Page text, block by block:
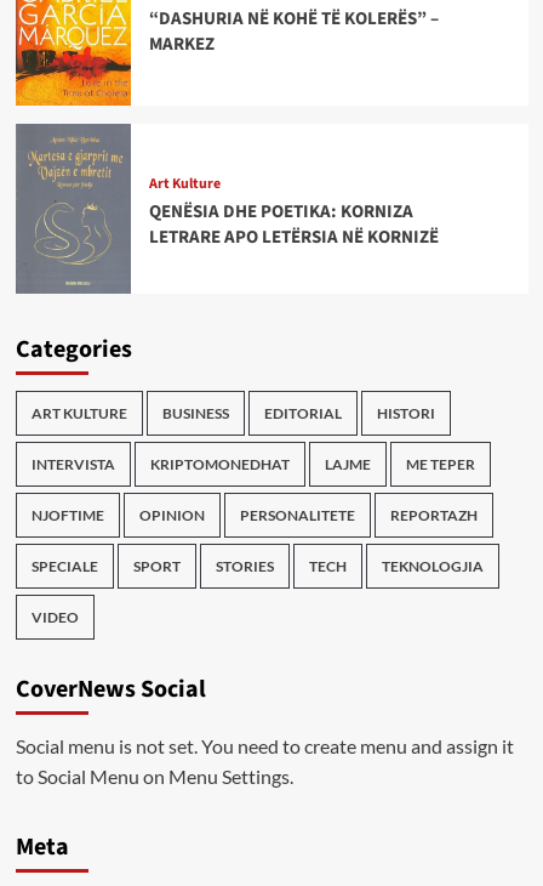
“DASHURIA NË KOHË TË KOLERËS” –
MARKEZ
Art Kulture
QENËSIA DHE POETIKA: KORNIZA
LETRARE APO LETËRSIA NË KORNIZË
Categories
ART KULTURE BUSINESS EDITORIAL HISTORI
INTERVISTA KRIPTOMONEDHAT LAJME ME TEPER
NJOFTIME OPINION PERSONALITETE REPORTAZH
SPECIALE SPORT STORIES TECH TEKNOLOGJIA
VIDEO
CoverNews Social
Social menu is not set. You need to create menu and assign it
to Social Menu on Menu Settings.
Meta